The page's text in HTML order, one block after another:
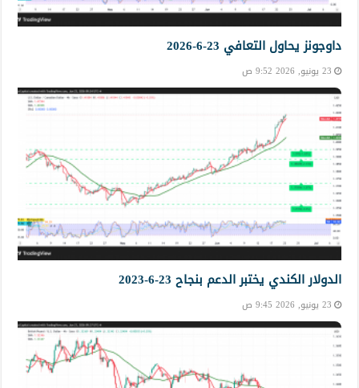
داوجونز يحاول التعافي 23-6-2026
23 يونيو, 2026 9:52 ص
الدولار الكندي يختبر الدعم بنجاح 23-6-2023
23 يونيو, 2026 9:45 ص